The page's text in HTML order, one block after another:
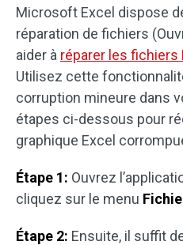
Microsoft Excel dispose
réparation de fichiers
aider à réparer les
Utilisez cette
corruption mineure dans
étapes ci-dessous pour
graphique Excel
Étape 1: Ouvrez
cliquez sur le menu
Étape 2: Ensuite, il suffit